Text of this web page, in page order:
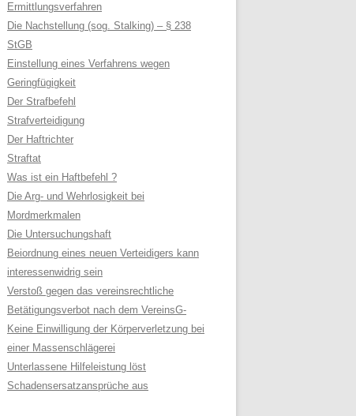
Ermittlungsverfahren
Die Nachstellung (sog. Stalking) – § 238
StGB
Einstellung eines Verfahrens wegen
Geringfügigkeit
Der Strafbefehl
Strafverteidigung
Der Haftrichter
Straftat
Was ist ein Haftbefehl ?
Die Arg- und Wehrlosigkeit bei
Mordmerkmalen
Die Untersuchungshaft
Beiordnung eines neuen Verteidigers kann
interessenwidrig sein
Verstoß gegen das vereinsrechtliche
Betätigungsverbot nach dem VereinsG-
Keine Einwilligung der Körperverletzung bei
einer Massenschlägerei
Unterlassene Hilfeleistung löst
Schadensersatzansprüche aus